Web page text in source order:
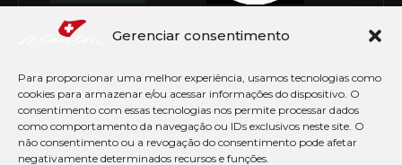
Gerenciar consentimento
Para proporcionar uma melhor experiência, usamos tecnologias como
cookies para armazenar e/ou acessar informações do dispositivo. O
consentimento com essas tecnologias nos permite processar dados
como comportamento da navegação ou IDs exclusivos neste site. O
não consentimento ou a revogação do consentimento pode afetar
negativamente determinados recursos e funções.
© Copyright 2026 Le Canton. Todos os direitos